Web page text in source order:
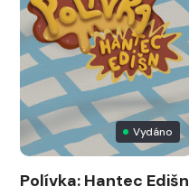
Vydáno
Polívka: Hantec Edišn